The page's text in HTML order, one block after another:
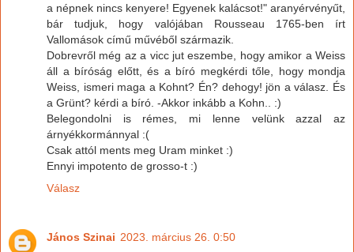
a népnek nincs kenyere! Egyenek kalácsot!" aranyérvényűt,
bár tudjuk, hogy valójában Rousseau 1765-ben írt
Vallomások című művéből származik.
Dobrevről még az a vicc jut eszembe, hogy amikor a Weiss
áll a bíróság előtt, és a bíró megkérdi tőle, hogy mondja
Weiss, ismeri maga a Kohnt? Én? dehogy! jön a válasz. És
a Grünt? kérdi a bíró. -Akkor inkább a Kohn.. :)
Belegondolni is rémes, mi lenne velünk azzal az
árnyékkormánnyal :(
Csak attól ments meg Uram minket :)
Ennyi impotento de grosso-t :)
Válasz
János Szinai 2023. március 26. 0:50